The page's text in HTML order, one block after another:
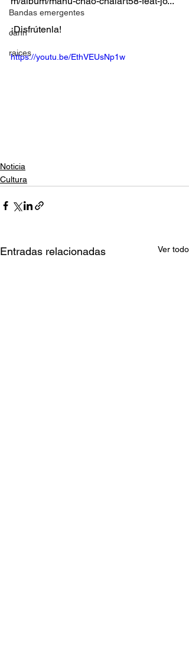
Bandas emergentes
cann
raices
¡Disfrútenla!
https://youtu.be/EthVEUsNp1w
Noticia
Cultura
Entradas relacionadas Ver todo